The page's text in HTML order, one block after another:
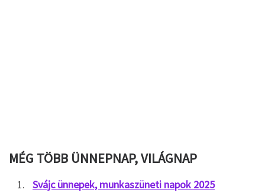
MÉG TÖBB ÜNNEPNAP, VILÁGNAP
Svájc ünnepek, munkaszüneti napok 2025